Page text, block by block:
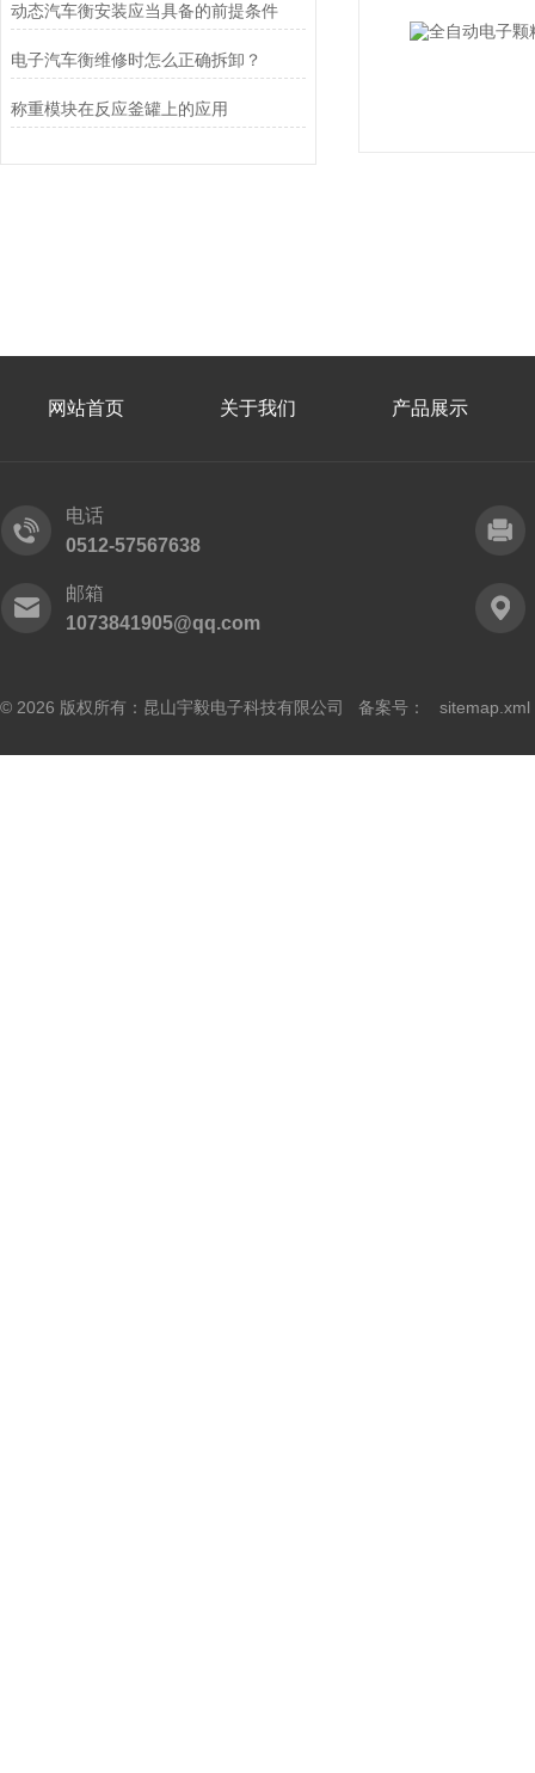
动态汽车衡安装应当具备的前提条件
电子汽车衡维修时怎么正确拆卸？
称重模块在反应釜罐上的应用
网站首页 关于我们 产品展示
电话
0512-57567638
邮箱
1073841905@qq.com
© 2026 版权所有：昆山宇毅电子科技有限公司 备案号： sitemap.xml